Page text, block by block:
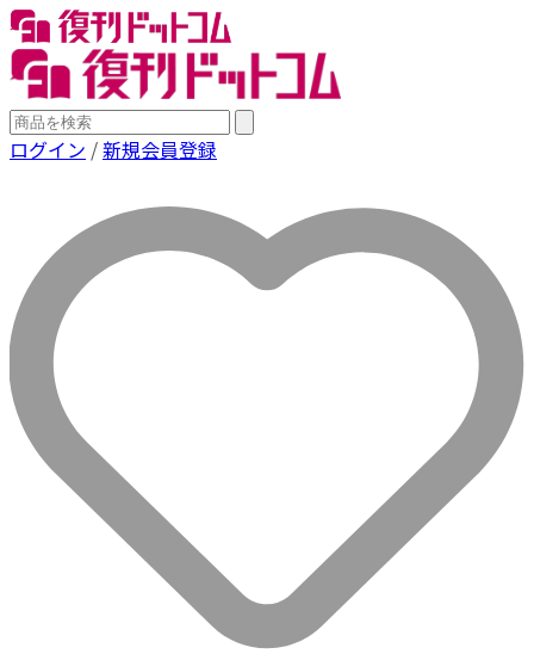
ログイン /新規会員登録